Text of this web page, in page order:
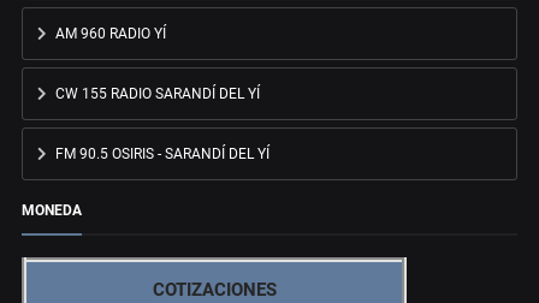
AM 960 RADIO YÍ
CW 155 RADIO SARANDÍ DEL YÍ
FM 90.5 OSIRIS - SARANDÍ DEL YÍ
MONEDA
COTIZACIONES